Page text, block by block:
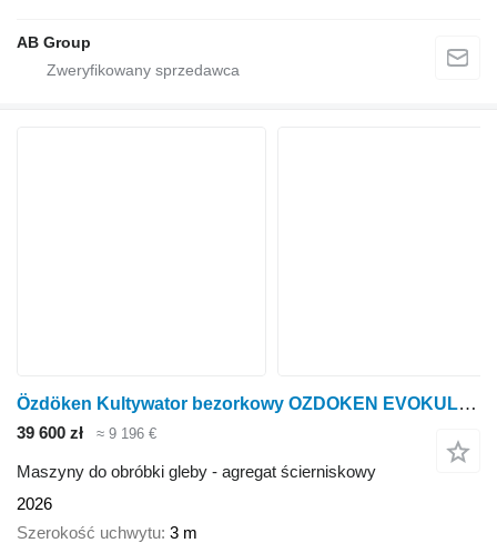
AB Group
Özdöken Kultywator bezorkowy OZDOKEN EVOKUL-3010 3m
39 600 zł ≈ 9 196 €
Maszyny do obróbki gleby - agregat ścierniskowy
2026
Szerokość uchwytu 3 m